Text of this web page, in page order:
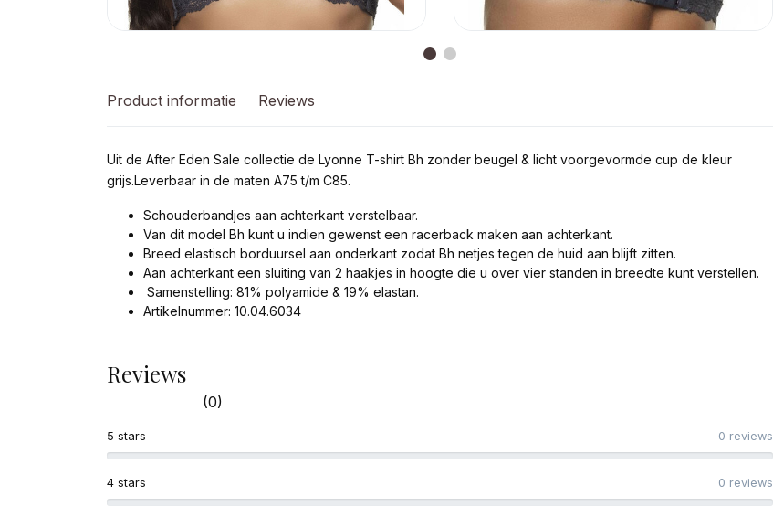
Product informatie Reviews
Uit de After Eden Sale collectie de Lyonne T-shirt Bh zonder beugel & licht voorgevormde cup de kleur
grijs.Leverbaar in de maten A75 t/m C85.
Schouderbandjes aan achterkant verstelbaar.
Van dit model Bh kunt u indien gewenst een racerback maken aan achterkant.
Breed elastisch borduursel aan onderkant zodat Bh netjes tegen de huid aan blijft zitten.
Aan achterkant een sluiting van 2 haakjes in hoogte die u over vier standen in breedte kunt verstellen.
Samenstelling: 81% polyamide & 19% elastan.
Artikelnummer: 10.04.6034
Reviews
(0)
4 stars 0 reviews
5 stars 0 reviews